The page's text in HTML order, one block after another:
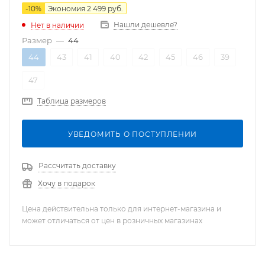
-10% Экономия 2 499 руб.
Нет в наличии
Нашли дешевле?
Размер — 44
44
43 41 40 42 45 46 39
47
Таблица размеров
УВЕДОМИТЬ О ПОСТУПЛЕНИИ
Рассчитать доставку
Хочу в подарок
Цена действительна только для интернет-магазина и
может отличаться от цен в розничных магазинах